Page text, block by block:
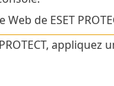
de ESET
appliquez